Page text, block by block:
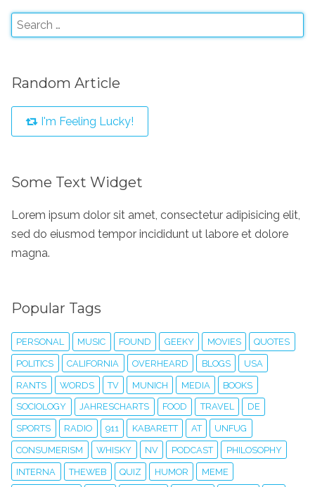
Random Article
I'm Feeling Lucky!
Some Text Widget
Lorem ipsum dolor sit amet, consectetur adipisicing elit,
sed do eiusmod tempor incididunt ut labore et dolore
magna.
Popular Tags
PERSONAL MUSIC FOUND GEEKY MOVIES QUOTES
POLITICS CALIFORNIA OVERHEARD BLOGS USA
RANTS WORDS TV MUNICH MEDIA BOOKS
SOCIOLOGY JAHRESCHARTS FOOD TRAVEL DE
SPORTS RADIO 911 KABARETT AT UNFUG
CONSUMERISM WHISKY NV PODCAST PHILOSOPHY
INTERNA THEWEB QUIZ HUMOR MEME